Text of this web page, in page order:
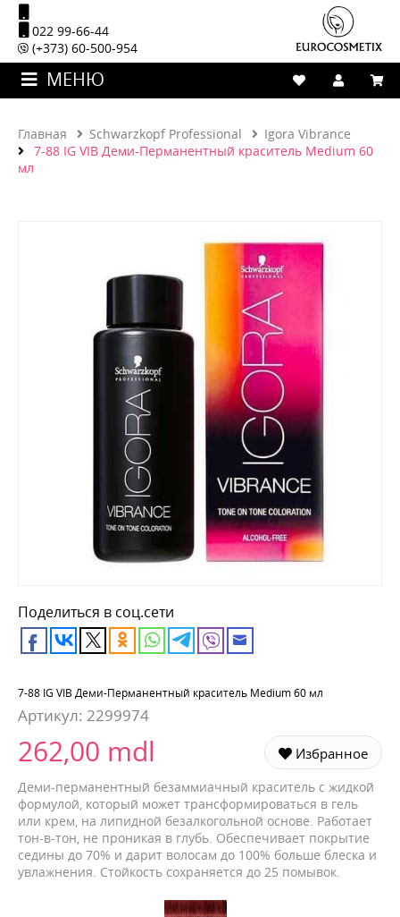
022 99-66-44
(+373) 60-500-954
МЕНЮ
Главная Schwarzkopf Professional
Igora Vibrance
7-88 IG VIB Деми-Перманентный краситель Medium 60
мл
Поделиться в соц.сети
7-88 IG VIB Деми-Перманентный краситель Medium 60 мл
Артикул: 2299974
262,00 mdl Избранное
Деми-перманентный безаммиачный краситель с жидкой
формулой, который может трансформироваться в гель
или крем, на липидной безалкогольной основе. Работает
тон-в-тон, не проникая в глубь. Обеспечивает покрытие
седины до 70% и дарит волосам до 100% больше блеска и
увлажнения. Стойкость сохраняется до 25 помывок.